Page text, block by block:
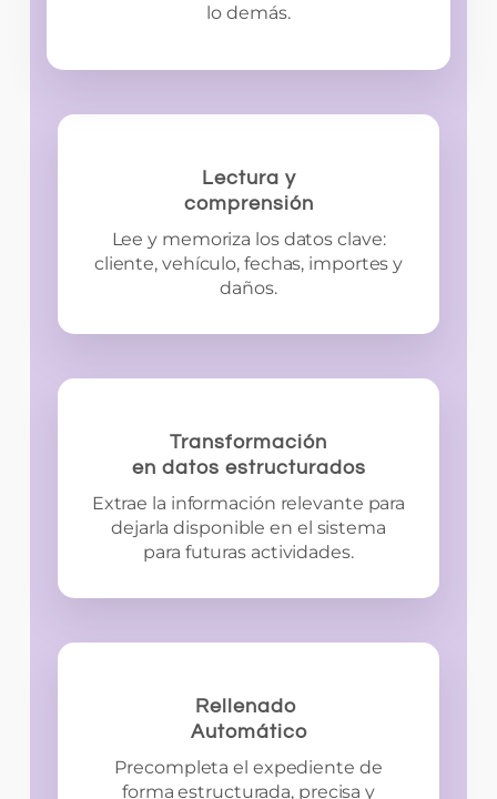
Lectura y
comprensión
Lee y memoriza los datos clave:
cliente, vehículo, fechas, importes y
daños.
Transformación
en datos estructurados
Extrae la información relevante para
dejarla disponible en el sistema
para futuras actividades.
Rellenado
Automático
Precompleta el expediente de
forma estructurada, precisa y
lo demás.